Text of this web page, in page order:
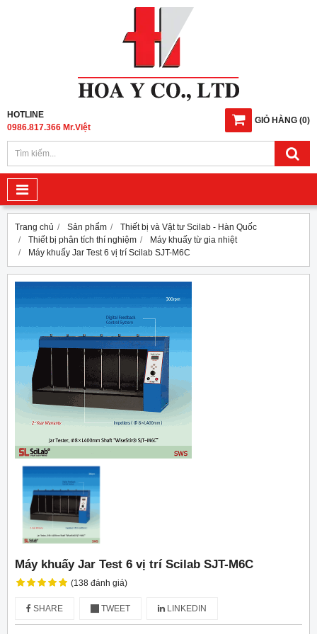
GIỎ HÀNG (0)
HOTLINE
0986.817.366 Mr.Việt
Trang chủ Sản phẩm
Thiết bị và Vật tư Scilab - Hàn Quốc
Thiết bị phân tích thí nghiệm
Máy khuấy từ gia nhiệt
Máy khuấy Jar Test 6 vị trí Scilab SJT-M6C
Máy khuấy Jar Test 6 vị trí Scilab SJT-M6C
(138 đánh giá)
SHARE TWEET LINKEDIN